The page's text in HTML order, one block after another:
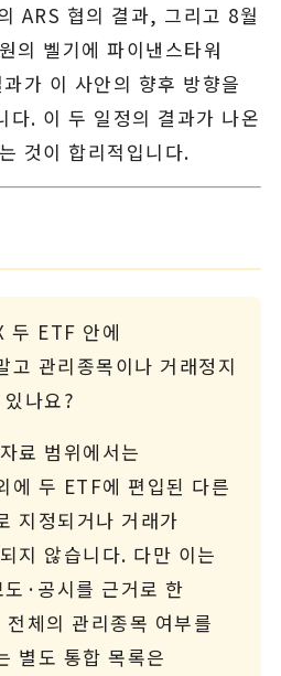
ARS 협의 결과, 그리고 8월
의 벨기에 파이낸스타워
가 이 사안의 향후 방향을
다. 이 두 일정의 결과가 나온
것이 합리적입니다.
두 ETF 안에
고 관리종목이나 거래정지
나요?
료 범위에서는
에 두 ETF에 편입된 다른
지정되거나 거래가
지 않습니다. 다만 이는
·공시를 근거로 한
체의 관리종목 여부를
별도 통합 목록은